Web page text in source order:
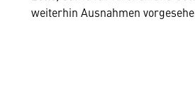
weiterhin Ausnahmen